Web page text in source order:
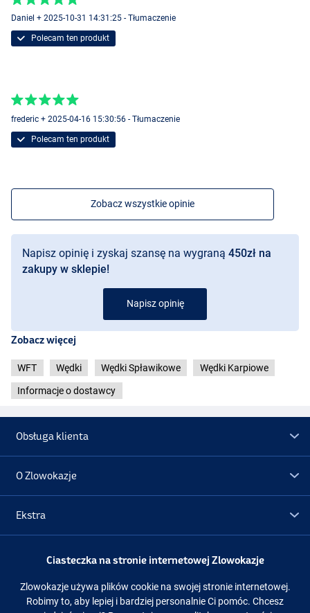
Daniel + 2025-10-31 14:31:25 - Tłumaczenie
Polecam ten produkt
frederic + 2025-04-16 15:30:56 - Tłumaczenie
Polecam ten produkt
Zobacz wszystkie opinie
Napisz opinię i zyskaj szansę na wygraną 450zł na
zakupy w sklepie!
Napisz opinię
Zobacz więcej
WFT Wędki Wędki Spławikowe Wędki Karpiowe
Informacje o dostawcy
Obsługa klienta
O Zlowokazje
Ekstra
Promocje
Obserwuj nas Facebook Instagram
Ciasteczka na stronie internetowej Zlowokazje
Zlowokazje używa plików cookie na swojej stronie internetowej.
Robimy to, aby lepiej i bardziej personalnie Ci pomóc. Chcesz